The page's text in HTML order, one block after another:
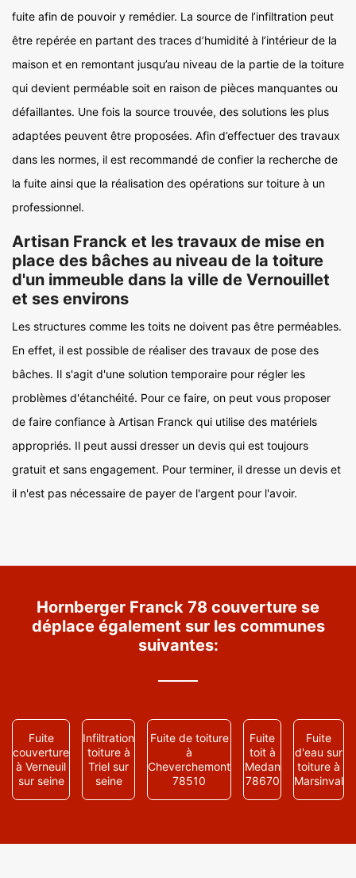
fuite afin de pouvoir y remédier. La source de l’infiltration peut
être repérée en partant des traces d’humidité à l’intérieur de la
maison et en remontant jusqu’au niveau de la partie de la toiture
qui devient perméable soit en raison de pièces manquantes ou
défaillantes. Une fois la source trouvée, des solutions les plus
adaptées peuvent être proposées. Afin d’effectuer des travaux
dans les normes, il est recommandé de confier la recherche de
la fuite ainsi que la réalisation des opérations sur toiture à un
professionnel.
Artisan Franck et les travaux de mise en
place des bâches au niveau de la toiture
d'un immeuble dans la ville de Vernouillet
et ses environs
Les structures comme les toits ne doivent pas être perméables.
En effet, il est possible de réaliser des travaux de pose des
bâches. Il s'agit d'une solution temporaire pour régler les
problèmes d'étanchéité. Pour ce faire, on peut vous proposer
de faire confiance à Artisan Franck qui utilise des matériels
appropriés. Il peut aussi dresser un devis qui est toujours
gratuit et sans engagement. Pour terminer, il dresse un devis et
il n'est pas nécessaire de payer de l'argent pour l'avoir.
Hornberger Franck 78 couverture se
déplace également sur les communes
suivantes:
Fuite
couverture
à Verneuil
sur seine
Infiltration
toiture à
Triel sur
seine
Fuite de toiture
à
Cheverchemont
78510
Fuite
toit à
Medan
78670
Fuite
d'eau sur
toiture à
Marsinval